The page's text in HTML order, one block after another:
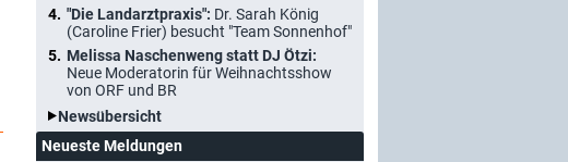
"Die Landarztpraxis": Dr. Sarah König
(Caroline Frier) besucht "Team Sonnenhof"
Melissa Naschenweng statt DJ Ötzi:
Neue Moderatorin für Weihnachtsshow
von ORF und BR
Newsübersicht
Neueste Meldungen